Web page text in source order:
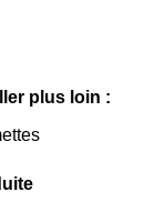
plus loin :